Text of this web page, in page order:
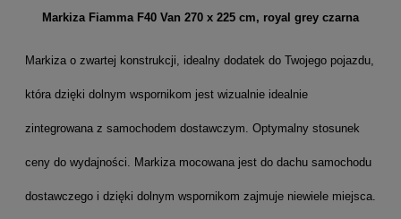
Markiza Fiamma F40 Van 270 x 225 cm, royal grey czarna
Markiza o zwartej konstrukcji, idealny dodatek do Twojego pojazdu,
która dzięki dolnym wspornikom jest wizualnie idealnie
zintegrowana z samochodem dostawczym. Optymalny stosunek
ceny do wydajności. Markiza mocowana jest do dachu samochodu
dostawczego i dzięki dolnym wspornikom zajmuje niewiele miejsca.